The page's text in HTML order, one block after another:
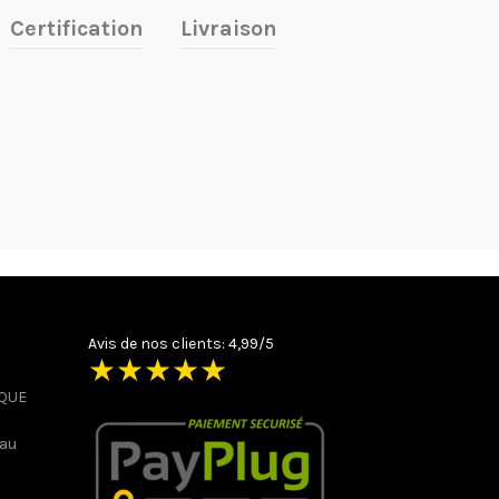
Certification Livraison
Avis de nos clients: 4,99/5
★★★★★